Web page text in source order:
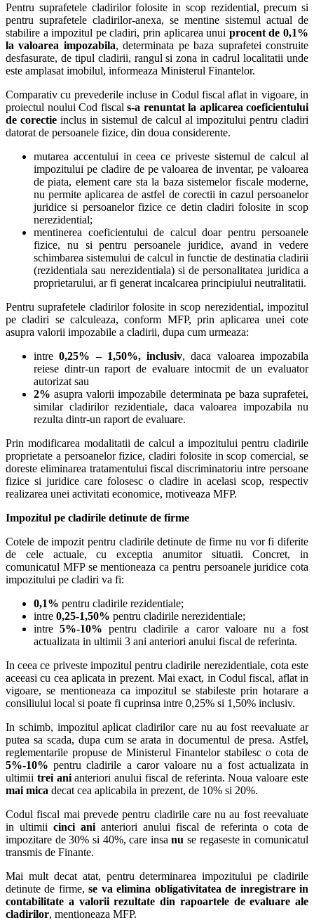
Pentru suprafetele cladirilor folosite in scop rezidential, precum si
pentru suprafetele cladirilor-anexa, se mentine sistemul actual de
stabilire a impozitul pe cladiri, prin aplicarea unui procent de 0,1%
la valoarea impozabila, determinata pe baza suprafetei construite
desfasurate, de tipul cladirii, rangul si zona in cadrul localitatii unde
este amplasat imobilul, informeaza Ministerul Finantelor.
Comparativ cu prevederile incluse in Codul fiscal aflat in vigoare, in
proiectul noului Cod fiscal s-a renuntat la aplicarea coeficientului
de corectie inclus in sistemul de calcul al impozitului pentru cladiri
datorat de persoanele fizice, din doua considerente.
mutarea accentului in ceea ce priveste sistemul de calcul al
impozitului pe cladire de pe valoarea de inventar, pe valoarea
de piata, element care sta la baza sistemelor fiscale moderne,
nu permite aplicarea de astfel de corectii in cazul persoanelor
juridice si persoanelor fizice ce detin cladiri folosite in scop
nerezidential;
mentinerea coeficientului de calcul doar pentru persoanele
fizice, nu si pentru persoanele juridice, avand in vedere
schimbarea sistemului de calcul in functie de destinatia cladirii
(rezidentiala sau nerezidentiala) si de personalitatea juridica a
proprietarului, ar fi generat incalcarea principiului neutralitatii.
Pentru suprafetele cladirilor folosite in scop nerezidential, impozitul
pe cladiri se calculeaza, conform MFP, prin aplicarea unei cote
asupra valorii impozabile a cladirii, dupa cum urmeaza:
intre0,25% – 1,50%, inclusiv, daca valoarea impozabila
reiese dintr-un raport de evaluare intocmit de un evaluator
autorizat sau
2% asupra valorii impozabile determinata pe baza suprafetei,
similar cladirilor rezidentiale, daca valoarea impozabila nu
rezulta dintr-un raport de evaluare.
Prin modificarea modalitatii de calcul a impozitului pentru cladirile
proprietate a persoanelor fizice, cladiri folosite in scop comercial, se
doreste eliminarea tratamentului fiscal discriminatoriu intre persoane
fizice si juridice care folosesc o cladire in acelasi scop, respectiv
realizarea unei activitati economice, motiveaza MFP.
Impozitul pe cladirile detinute de firme
Cotele de impozit pentru cladirile detinute de firme nu vor fi diferite
de cele actuale, cu exceptia anumitor situatii. Concret, in
comunicatul MFP se mentioneaza ca pentru persoanele juridice cota
impozitului pe cladiri va fi:
0,1% pentru cladirile rezidentiale;
intre 0,25-1,50% pentru cladirile nerezidentiale;
intre5%-10% pentru cladirile a caror valoare nu a fost
actualizata in ultimii 3 ani anteriori anului fiscal de referinta.
In ceea ce priveste impozitul pentru cladirile nerezidentiale, cota este
aceeasi cu cea aplicata in prezent. Mai exact, in Codul fiscal, aflat in
vigoare, se mentioneaza ca impozitul se stabileste prin hotarare a
consiliului local si poate fi cuprinsa intre 0,25% si 1,50% inclusiv.
In schimb, impozitul aplicat cladirilor care nu au fost reevaluate ar
putea sa scada, dupa cum se arata in documentul de presa. Astfel,
reglementarile propuse de Ministerul Finantelor stabilesc o cota de
5%-10% pentru cladirile a caror valoare nu a fost actualizata in
ultimii trei anianteriori anului fiscal de referinta. Noua valoare este
mai mica decat cea aplicabila in prezent, de 10% si 20%.
Codul fiscal mai prevede pentru cladirile care nu au fost reevaluate
in ultimii cinci ani anteriori anului fiscal de referinta o cota de
impozitare de 30% si 40%, care insanu se regaseste in comunicatul
transmis de Finante.
Mai mult decat atat, pentru determinarea impozitului pe cladirile
detinute de firme,se va elimina obligativitatea de inregistrare in
contabilitate a valorii rezultate din rapoartele de evaluare ale
cladirilor, mentioneaza MFP.